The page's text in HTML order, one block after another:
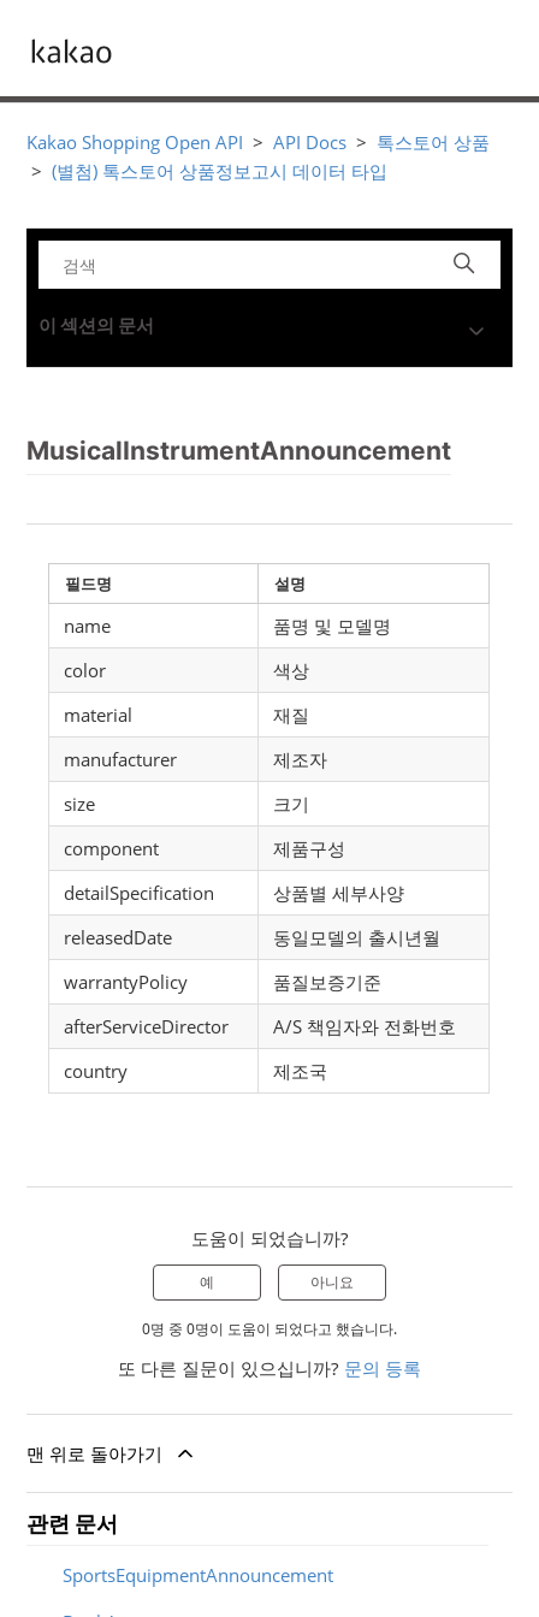
Kakao Shopping Open API API Docs
톡스토어 상품
(별첨) 톡스토어 상품정보고시 데이터 타입
이 섹션의 문서
MusicalInstrumentAnnouncement
필드명 설명
name
품명 및 모델명
color
색상
material
재질
manufacturer
제조자
size
크기
component
제품구성
detailSpecification
상품별 세부사양
releasedDate
동일모델의 출시년월
warrantyPolicy
품질보증기준
afterServiceDirector
A/S 책임자와 전화번호
country
제조국
도움이 되었습니까?
예 아니요
0명 중 0명이 도움이 되었다고 했습니다.
또 다른 질문이 있으십니까? 문의 등록
맨 위로 돌아가기
관련 문서
SportsEquipmentAnnouncement